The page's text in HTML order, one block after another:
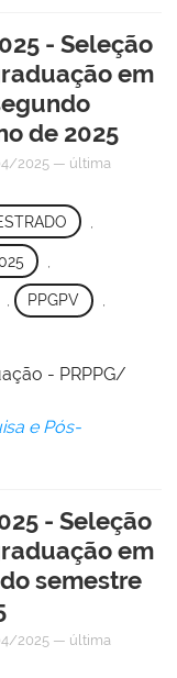
- Seleção
em
de 2025
2025 — última
, PPGPV ,
- PRPPG/
e Pós-
- Seleção
em
semestre
2025 — última